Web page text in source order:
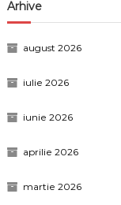
Arhive
august 2026
iulie 2026
iunie 2026
aprilie 2026
martie 2026